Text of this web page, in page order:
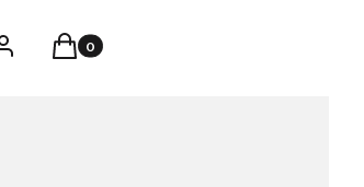
Zaloguj sięProdukty w koszyku: 0. Zobacz
Koszyk